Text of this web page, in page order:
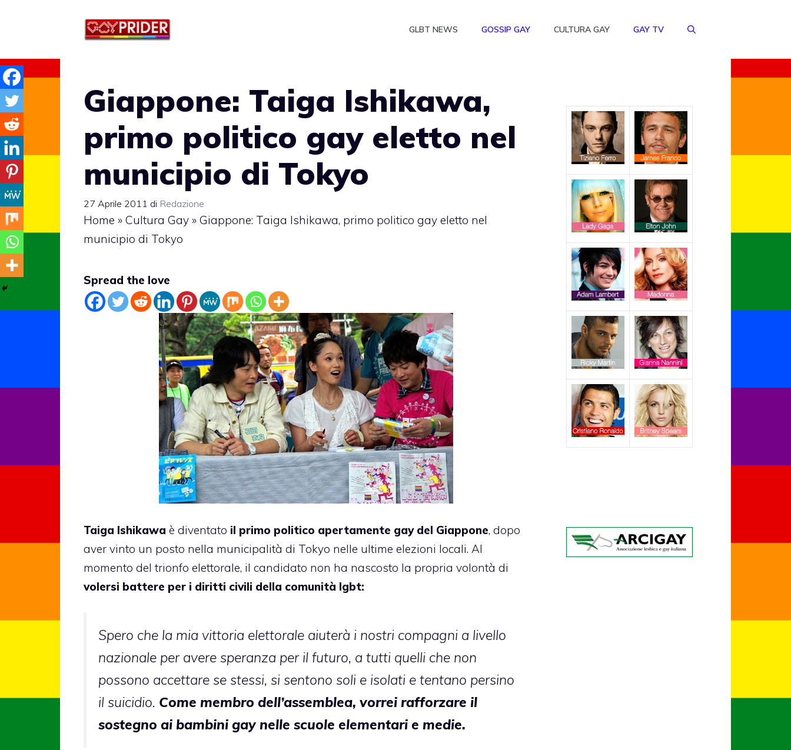
GLBT NEWS GOSSIP GAY CULTURA GAY GAY TV
Giappone: Taiga Ishikawa,
primo politico gay eletto nel
municipio di Tokyo
27 Aprile 2011 di Redazione
Home » Cultura Gay » Giappone: Taiga Ishikawa, primo politico gay eletto nel
municipio di Tokyo
Spread the love
Taiga Ishikawa è diventato il primo politico apertamente gay del Giappone, dopo
aver vinto un posto nella municipalità di Tokyo nelle ultime elezioni locali. Al
momento del trionfo elettorale, il candidato non ha nascosto la propria volontà di
volersi battere per i diritti civili della comunità lgbt:
Spero che la mia vittoria elettorale aiuterà i nostri compagni a livello
nazionale per avere speranza per il futuro, a tutti quelli che non
possono accettare se stessi, si sentono soli e isolati e tentano persino
il suicidio. Come membro dell’assemblea, vorrei rafforzare il
sostegno ai bambini gay nelle scuole elementari e medie.